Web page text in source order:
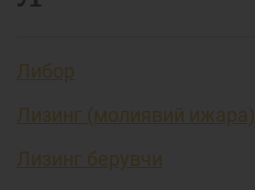
Либор
Лизинг (молиявий ижара)
Лизинг берувчи